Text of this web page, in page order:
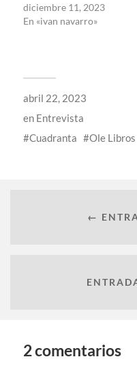
diciembre 11, 2023
En «ivan navarro»
abril 22, 2023
en Entrevista
Cuadranta
Ole Libros
←
2 comentarios